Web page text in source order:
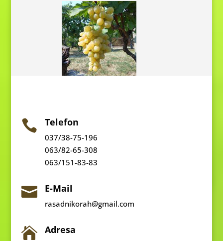
 Telefon
037/38-75-196
063/82-65-308
063/151-83-83
 E-Mail
rasadnikorah@gmail.com
 Adresa